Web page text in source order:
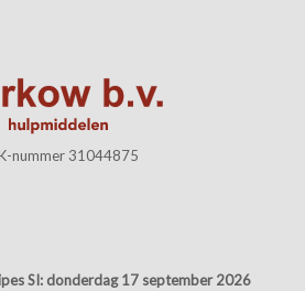
nummer 31044875
SI: donderdag 17 september 2026